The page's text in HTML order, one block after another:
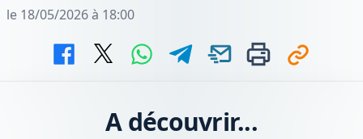
le 18/05/2026 à 18:00
A découvrir...